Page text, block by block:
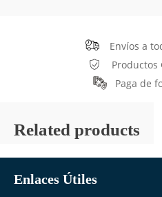
Envíos a
Productos
Paga de
Related products
Enlaces Útiles